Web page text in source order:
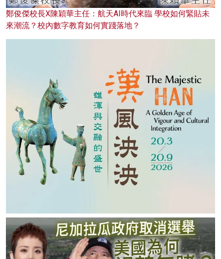
鄭俊傑校長X陳穎華主任：航天AI時代來臨 學校如何緊貼未
來潮流？校內數字教育如何實踐落地？